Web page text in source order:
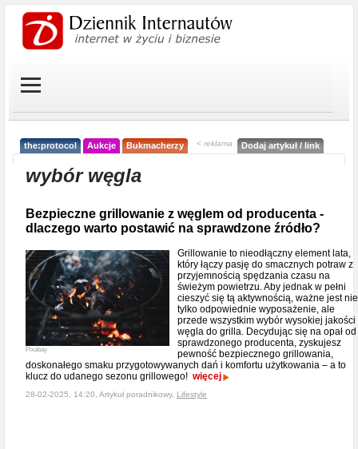
the:protocol Aukcje Bukmacherzy < reklama Dodaj artykuł / link
wybór węgla
Bezpieczne grillowanie z węglem od producenta -
dlaczego warto postawić na sprawdzone źródło?
Pixabay
Grillowanie to nieodłączny element lata,
który łączy pasję do smacznych potraw z
przyjemnością spędzania czasu na
świeżym powietrzu. Aby jednak w pełni
cieszyć się tą aktywnością, ważne jest nie
tylko odpowiednie wyposażenie, ale
przede wszystkim wybór wysokiej jakości
węgla do grilla. Decydując się na opał od
sprawdzonego producenta, zyskujesz
pewność bezpiecznego grillowania,
doskonałego smaku przygotowywanych dań i komfortu użytkowania – a to
klucz do udanego sezonu grillowego! więcej
28-02-2025, 14:20, Artykuł poradnikowy, Lifestyle